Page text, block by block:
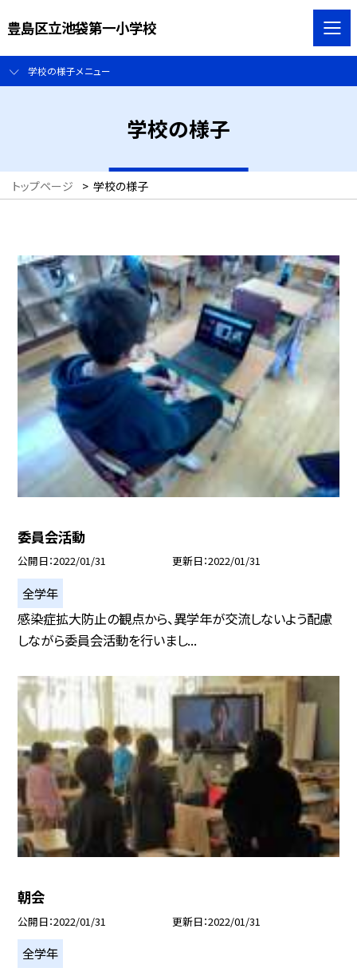
豊島区立池袋第一小学校
学校の様子メニュー
学校の様子
トップページ > 学校の様子
委員会活動
公開日 2022/01/31 更新日 2022/01/31
全学年
感染症拡大防止の観点から、異学年が交流しないよう配慮
しながら委員会活動を行いまし...
朝会
公開日 2022/01/31 更新日 2022/01/31
全学年